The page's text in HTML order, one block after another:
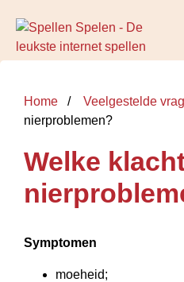
Home Veelgestelde
nierproblemen?
Welke
Symptomen
moeheid;